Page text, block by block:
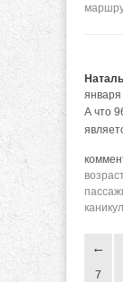
А что
7